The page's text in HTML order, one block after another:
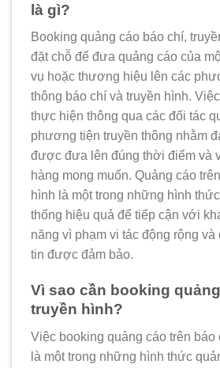
là gì?
Booking quảng cáo báo chí,
đặt chỗ để đưa quảng cáo của
vụ hoặc thương hiệu lên các
thông báo chí và truyền hình.
thực hiện thông qua các đối tác
phương tiện truyền thông nhằm
được đưa lên đúng thời điểm và
hàng mong muốn. Quảng cáo
hình là một trong những hình
thống hiệu quả để tiếp cận với
năng vì phạm vi tác động rộng
tin được đảm bảo.
Vì sao cần booking
truyền hình?
Việc booking quảng cáo trên báo
là một trong những hình thức